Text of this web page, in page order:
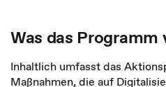
Was das Programm
Inhaltlich umfasst das
Maßnahmen, die auf